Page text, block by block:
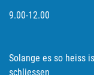
9.00-12.00
Solange es so heiss
schliessen